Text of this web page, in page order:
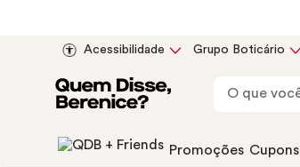
Acessibilidade Grupo Boticário
Promoções Cupons